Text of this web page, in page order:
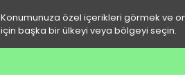
Konumunuza özel içerikleri görmek ve
için başka bir ülkeyi veya bölgeyi seçin.